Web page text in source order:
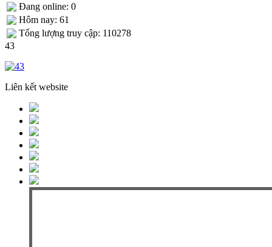
Đang online: 0
Hôm nay: 61
Tống lượng truy cập: 110278
43
Liên kết website